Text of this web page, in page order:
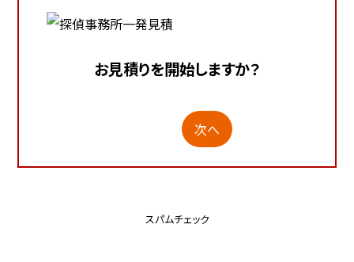
お見積りを開始しますか？
次へ
スパムチェック